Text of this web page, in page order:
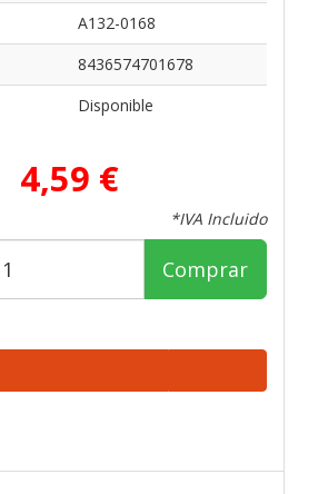
A132-0168
8436574701678
Disponible
4,59 €
*IVA Incluido
Comprar